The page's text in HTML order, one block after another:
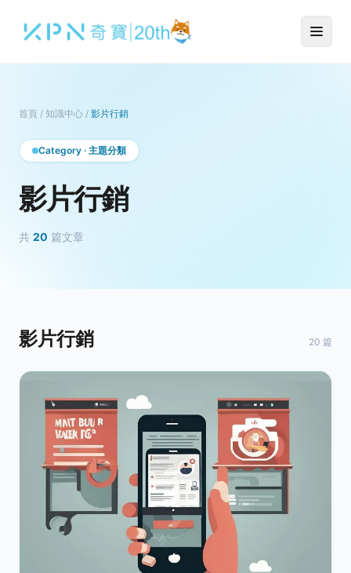
首頁 / 知識中心 / 影片行銷
Category · 主題分類
影片行銷
共 20 篇文章
影片行銷 20 篇